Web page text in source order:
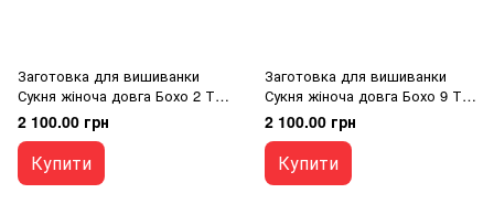
Заготовка для вишиванки
Сукня жіноча довга Бохо 2 ТМ
"Світанок"
2 100.00 грн
Купити
Заготовка для вишиванки
Сукня жіноча довга Бохо 9 ТМ
"Світанок"
2 100.00 грн
Купити